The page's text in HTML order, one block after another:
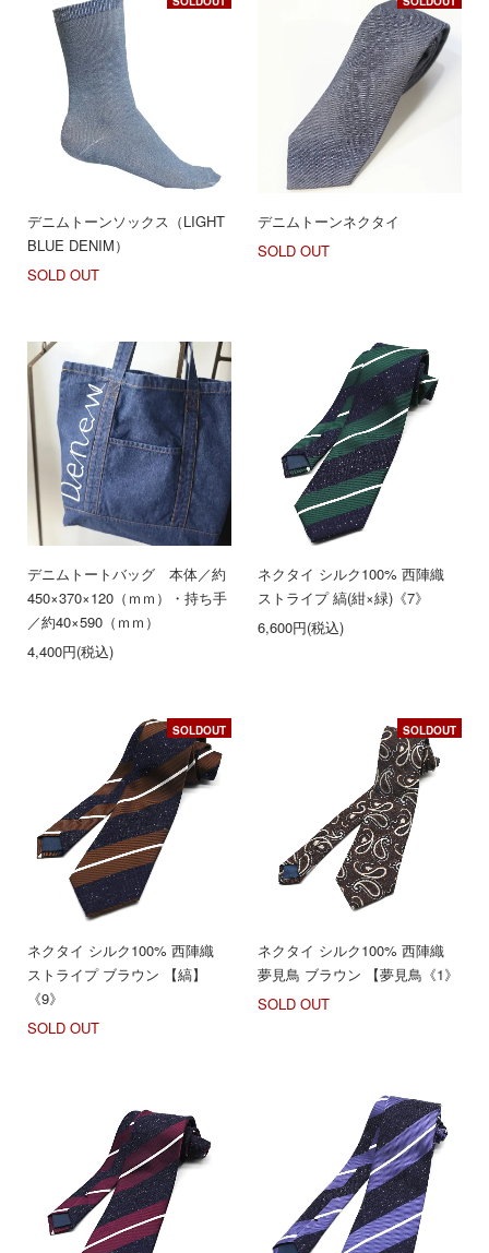
デニムトーンソックス（LIGHT
BLUE DENIM）
SOLD OUT
デニムトーンネクタイ
SOLD OUT
デニムトートバッグ 本体／約
450×370×120（ｍｍ）・持ち手
／約40×590（ｍｍ）
4,400円(税込)
ネクタイ シルク100% 西陣織
ストライプ 縞(紺×緑)《7》
6,600円(税込)
SOLDOUT
ネクタイ シルク100% 西陣織
ストライプ ブラウン 【縞】
《9》
SOLD OUT
SOLDOUT
ネクタイ シルク100% 西陣織
夢見鳥 ブラウン 【夢見鳥《1》
SOLD OUT